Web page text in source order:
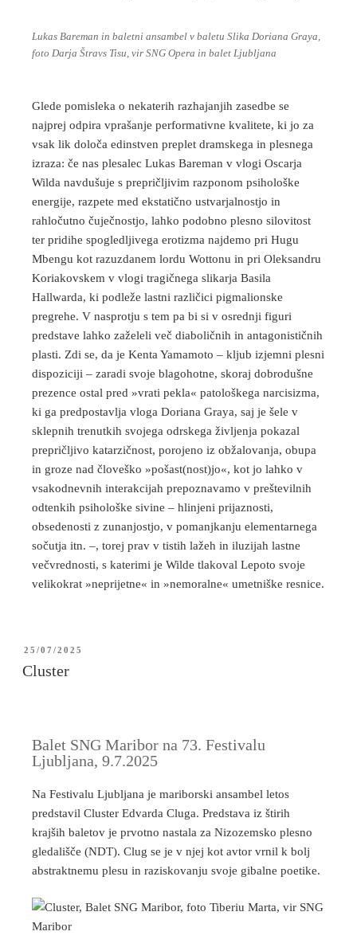
Lukas Bareman in baletni ansambel v baletu Slika Doriana Graya,
foto Darja Štravs Tisu, vir SNG Opera in balet Ljubljana
Glede pomisleka o nekaterih razhajanjih zasedbe se
najprej odpira vprašanje performativne kvalitete, ki jo za
vsak lik določa edinstven preplet dramskega in plesnega
izraza: če nas plesalec Lukas Bareman v vlogi Oscarja
Wilda navdušuje s prepričljivim razponom psihološke
energije, razpete med ekstatično ustvarjalnostjo in
rahločutno čuječnostjo, lahko podobno plesno silovitost
ter pridihe spogledljivega erotizma najdemo pri Hugu
Mbengu kot razuzdanem lordu Wottonu in pri Oleksandru
Koriakovskem v vlogi tragičnega slikarja Basila
Hallwarda, ki podleže lastni različici pigmalionske
pregrehe. V nasprotju s tem pa bi si v osrednji figuri
predstave lahko zaželeli več diaboličnih in antagonističnih
plasti. Zdi se, da je Kenta Yamamoto – kljub izjemni plesni
dispoziciji – zaradi svoje blagohotne, skoraj dobrodušne
prezence ostal pred »vrati pekla« patološkega narcisizma,
ki ga predpostavlja vloga Doriana Graya, saj je šele v
sklepnih trenutkih svojega odrskega življenja pokazal
prepričljivo katarzičnost, porojeno iz obžalovanja, obupa
in groze nad človeško »pošast(nost)jo«, kot jo lahko v
vsakodnevnih interakcijah prepoznavamo v preštevilnih
odtenkih psihološke sivine – hlinjeni prijaznosti,
obsedenosti z zunanjostjo, v pomanjkanju elementarnega
sočutja itn. –, torej prav v tistih lažeh in iluzijah lastne
večvrednosti, s katerimi je Wilde tlakoval Lepoto svoje
velikokrat »neprijetne« in »nemoralne« umetniške resnice.
25/07/2025
Cluster
Balet SNG Maribor na 73. Festivalu
Ljubljana, 9.7.2025
Na Festivalu Ljubljana je mariborski ansambel letos
predstavil Cluster Edvarda Cluga. Predstava iz štirih
krajših baletov je prvotno nastala za Nizozemsko plesno
gledališče (NDT). Clug se je v njej kot avtor vrnil k bolj
abstraktnemu plesu in raziskovanju svoje gibalne poetike.